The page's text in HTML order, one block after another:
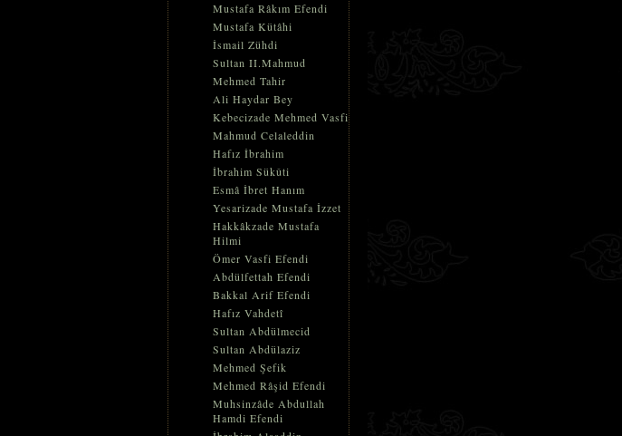
Mustafa Râkım Efendi
Mustafa Kütâhi
İsmail Zühdi
Sultan II.Mahmud
Mehmed Tahir
Ali Haydar Bey
Kebecizade Mehmed Vasfi
Mahmud Celaleddin
Hafız İbrahim
İbrahim Sükûti
Esmâ İbret Hanım
Yesarizade Mustafa İzzet
Hakkâkzade Mustafa
Hilmi
Ömer Vasfi Efendi
Abdülfettah Efendi
Bakkal Arif Efendi
Hafız Vahdetî
Sultan Abdülmecid
Sultan Abdülaziz
Mehmed Şefik
Mehmed Râşid Efendi
Muhsinzâde Abdullah
Hamdi Efendi